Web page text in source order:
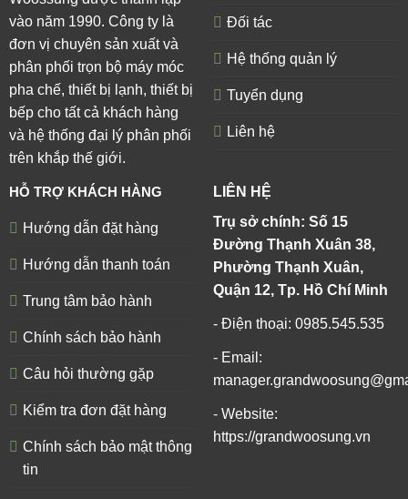
vào năm 1990. Công ty là
đơn vị chuyên sản xuất và
phân phối trọn bộ máy móc
pha chế, thiết bị lạnh, thiết bị
bếp cho tất cả khách hàng
và hệ thống đại lý phân phối
trên khắp thế giới.
Đối tác
Hệ thống quản lý
Tuyển dụng
Liên hệ
HỖ TRỢ KHÁCH HÀNG
Hướng dẫn đặt hàng
Hướng dẫn thanh toán
Trung tâm bảo hành
Chính sách bảo hành
Câu hỏi thường gặp
Kiểm tra đơn đặt hàng
Chính sách bảo mật thông
tin
LIÊN HỆ
Trụ sở chính: Số 15
Đường Thạnh Xuân 38,
Phường Thạnh Xuân,
Quận 12, Tp. Hồ Chí Minh
- Điện thoại: 0985.545.535
- Email:
- Website:
https://grandwoosung.vn